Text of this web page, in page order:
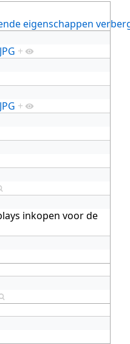
eigenschappen
+
+
inkopen voor de